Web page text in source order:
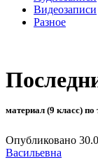
Видеозаписи
Разное
материал (9 класс) по
Опубликовано
Васильевна